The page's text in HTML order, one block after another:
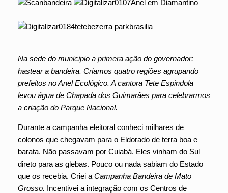
Na sede do municipio a primera ação do governador:
hastear a bandeira. Criamos quatro regiões agrupando
prefeitos no Anel Ecológico. A cantora Tete Espindola
levou água de Chapada dos Guimarães para celebrarmos
a criação do Parque Nacional.
Durante a campanha eleitoral conheci milhares de
colonos que chegavam para o Eldorado de terra boa e
barata. Não passavam por Cuiabá. Eles vinham do Sul
direto para as glebas. Pouco ou nada sabiam do Estado
que os recebia. Criei a Campanha Bandeira de Mato
Grosso. Incentivei a integração com os Centros de